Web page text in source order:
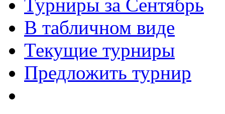
Турниры за Сентябрь
В табличном виде
Текущие турниры
Предложить турнир